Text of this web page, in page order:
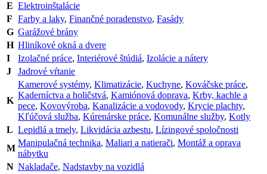
E Elektroinštalácie
F Farby a laky, Finančné poradenstvo, Fasády
G Garážové brány
H Hliníkové okná a dvere
I
Izolačné práce, Interiérové štúdiá, Izolácie a nátery
J
Jadrové vŕtanie
K
Kamerové systémy, Klimatizácie, Kuchyne, Kováčske práce,
Kaderníctva a holičstvá, Kamiónová doprava, Krby, kachle a
pece, Kovovýroba, Kanalizácie a vodovody, Krycie plachty,
Kľúčová služba, Kúrenárske práce, Komunálne služby, Kotly
L Lepidlá a tmely, Likvidácia azbestu, Lízingové spoločnosti
M
Manipulačná technika, Maliari a natierači, Montáž a oprava
nábytku
N Nakladače, Nadstavby na vozidlá